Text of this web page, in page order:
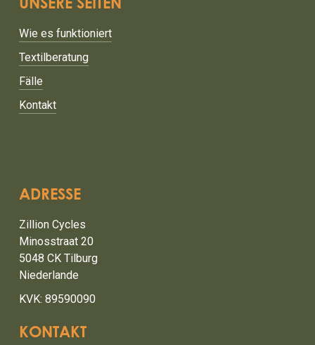
Wie es funktioniert
Textilberatung
Fälle
Kontakt
ADRESSE
Zillion Cycles
Minosstraat 20
5048 CK Tilburg
Niederlande
KVK: 89590090
KONTAKT